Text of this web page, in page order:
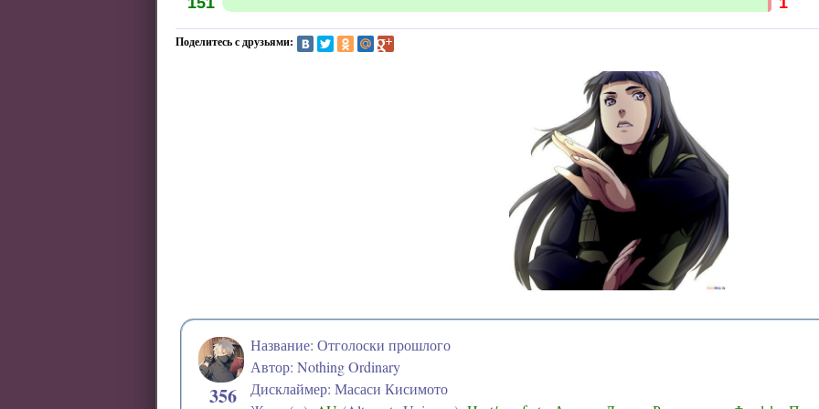
Поделитесь с друзьями:
356
Название: Отголоски прошлого
Автор: Nothing Ordinary
Дисклаймер: Масаси Кисимото